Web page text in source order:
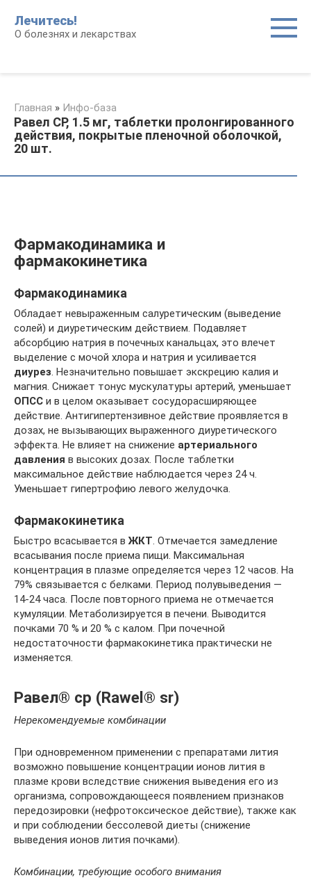
контенту
Лечитесь!
О болезнях и лекарствах
Главная » Инфо-база
Равел СР, 1.5 мг, таблетки пролонгированного
действия, покрытые пленочной оболочкой,
20 шт.
Фармакодинамика и
фармакокинетика
Фармакодинамика
Обладает невыраженным салуретическим (выведение
солей) и диуретическим действием. Подавляет
абсорбцию натрия в почечных канальцах, это влечет
выделение с мочой хлора и натрия и усиливается
диурез. Незначительно повышает экскрецию калия и
магния. Снижает тонус мускулатуры артерий, уменьшает
ОПСС и в целом оказывает сосудорасширяющее
действие. Антигипертензивное действие проявляется в
дозах, не вызывающих выраженного диуретического
эффекта. Не влияет на снижение артериального
давления в высоких дозах. После таблетки
максимальное действие наблюдается через 24 ч.
Уменьшает гипертрофию левого желудочка.
Фармакокинетика
Быстро всасывается в ЖКТ. Отмечается замедление
всасывания после приема пищи. Максимальная
концентрация в плазме определяется через 12 часов. На
79% связывается с белками. Период полувыведения —
14-24 часа. После повторного приема не отмечается
кумуляции. Метаболизируется в печени. Выводится
почками 70 % и 20 % с калом. При почечной
недостаточности фармакокинетика практически не
изменяется.
Равел® ср (Rawel® sr)
Нерекомендуемые комбинации
При одновременном применении с препаратами лития
возможно повышение концентрации ионов лития в
плазме крови вследствие снижения выведения его из
организма, сопровождающееся появлением признаков
передозировки (нефротоксическое действие), также как
и при соблюдении бессолевой диеты (снижение
выведения ионов лития почками).
Комбинации, требующие особого внимания